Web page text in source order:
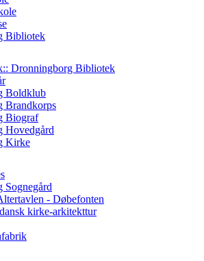
Bibliotek
Dronningborg Bibliotek
Boldklub
Brandkorps
Biograf
Hovedgård
Kirke
Sognegård
- Døbefonten
kirke-arkitekttur